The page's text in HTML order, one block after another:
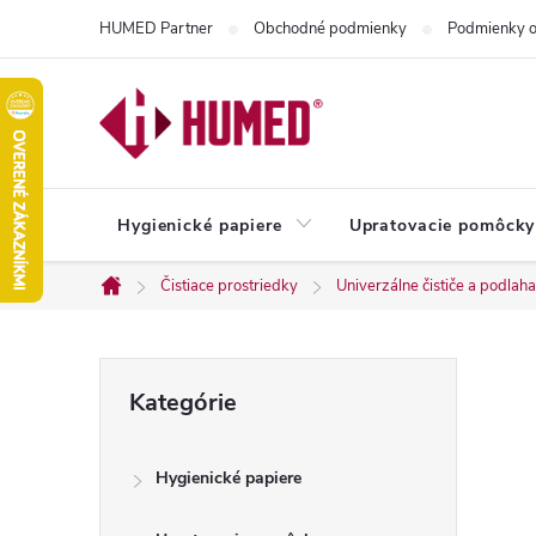
obsah
HUMED Partner Obchodné podmienky Podmienky
Hygienické papiere Upratovacie pomôcky
Domov
Čistiace prostriedky Univerzálne čističe a podlaha
kategórie
Kategórie
Hygienické papiere